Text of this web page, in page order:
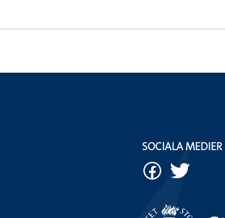
SOCIALA MEDIER